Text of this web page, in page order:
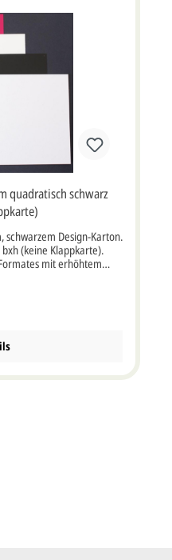
quadratisch schwarz
Design-Karton.
(keine Klappkarte).
mit erhöhtem